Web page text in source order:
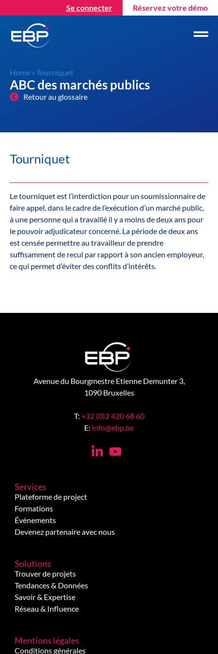
Se connecter Réservez votre démo
Home » Tourniquet
ABC des marchés publics
Retour au glossaire
Tourniquet
Le tourniquet est l’interdiction pour un soumissionnaire de
faire appel, dans le cadre de l’exécution d’un marché public,
à une personne qui a travaillé il y a moins de deux ans pour
le pouvoir adjudicateur concerné. La période de deux ans
est censée permettre au travailleur de prendre
suffisamment de recul par rapport à son ancien employeur,
ce qui permet d’éviter des conflits d’intérêts.
Avenue du Bourgmestre Etienne Demunter 3,
1090 Bruxelles
T: +32 (0)2 420 68 60
E: info@ebp.be
Services
Plateforme de project
Formations
Événements
Devenez partenaire avec nous
Solutions
Trouver de projets
Tendances & Données
Savoir & Expertise
Réseau & Influence
Mentions légales
Conditions générales